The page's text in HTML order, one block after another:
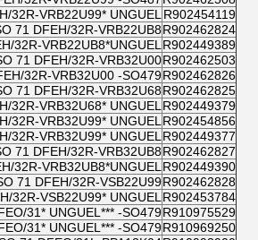
R902454119
VRB22U99* UNGUEL***
R902462824
71 DFEH/32R-VRB22UB8
R902449389
32R-VRB22UB8*UNGUEL***
R902462503
71 DFEH/32R-VRB32U00
R902462826
32R-VRB32U00 -SO479
R902462825
71 DFEH/32R-VRB32U68
R902449379
VRB32U68* UNGUEL***
R902454856
VRB32U99* UNGUEL***
R902449377
VRB32U99* UNGUEL***
R902462827
71 DFEH/32R-VRB32UB8
R902449390
32R-VRB32UB8*UNGUEL***
R902462828
71 DFEH/32R-VSB22U99
R902453784
32R-VSB22U99* UNGUEL***
R910975529
31* UNGUEL*** -SO479
R910969250
31* UNGUEL*** -SO479